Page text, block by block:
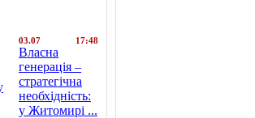
03.07 17:48
Власна
генерація –
стратегічна
необхідність:
у Житомирі ...